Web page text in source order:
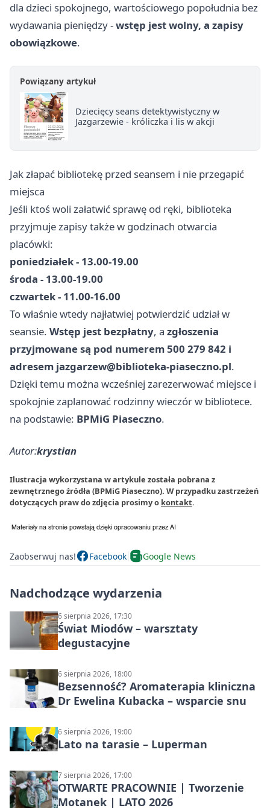
dla dzieci spokojnego, wartościowego popołudnia bez
wydawania pieniędzy -wstęp jest wolny, a zapisy
obowiązkowe.
Powiązany artykuł
Dziecięcy seans detektywistyczny w
Jazgarzewie - króliczka i lis w akcji
Jak złapać bibliotekę przed seansem i nie przegapić
miejsca
Jeśli ktoś woli załatwić sprawę od ręki, biblioteka
przyjmuje zapisy także w godzinach otwarcia
placówki:
poniedziałek - 13.00-19.00
środa - 13.00-19.00
czwartek - 11.00-16.00
To właśnie wtedy najłatwiej potwierdzić udział w
seansie. Wstęp jest bezpłatny, a zgłoszenia
przyjmowane są pod numerem 500 279 842 i
adresem jazgarzew@biblioteka-piaseczno.pl.
Dzięki temu można wcześniej zarezerwować miejsce i
spokojnie zaplanować rodzinny wieczór w bibliotece.
na podstawie: BPMiG Piaseczno.
Autor:krystian
Ilustracja wykorzystana w artykule została pobrana z
zewnętrznego źródła (BPMiG Piaseczno). W przypadku zastrzeżeń
dotyczących praw do zdjęcia prosimy o kontakt.
Zaobserwuj nas! Facebook Google News
Nadchodzące wydarzenia
6 sierpnia 2026, 17:30
Świat Miodów – warsztaty
degustacyjne
6 sierpnia 2026, 18:00
Bezsenność? Aromaterapia kliniczna
Dr Ewelina Kubacka – wsparcie snu
6 sierpnia 2026, 19:00
Lato na tarasie – Luperman
7 sierpnia 2026, 17:00
OTWARTE PRACOWNIE | Tworzenie
Motanek | LATO 2026